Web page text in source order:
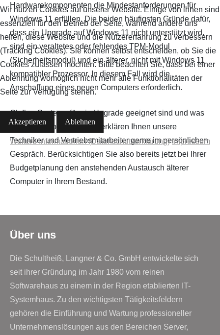
Hardwarekomponenten die Mindestanforderungen für
Windows 11 erfüllen. Die beiden häufigsten Gründe dafür,
dass ein Upgrade auf Windows 11 nicht unterstützt wird,
sind ein veraltetes oder fehlendes TPM-Modul
(Sicherheitsmodul) und ein älterer, nicht mit Windows 11
kompatibler Prozessor. In diesem Fall wird die
Anschaffung eines neuen Computers erforderlich.
Ob Ihre Systeme für ein Upgrade geeignet sind und was
es dabei zu beachten gilt, erklären Ihnen unsere
Techniker und Vertriebsmitarbeiter gerne im persönlichen
Gespräch. Berücksichtigen Sie also bereits jetzt bei Ihrer
Budgetplanung den anstehenden Austausch älterer
Computer in Ihrem Bestand.
Über uns
Die Schultheiß, Langner & Co. GmbH entwickelte sich
seit ihrer Gründung im Jahr 1980 vom reinen
Softwarehaus zu einem in der Region etablierten IT-
Systemhaus. Zu den wichtigsten Tätigkeitsfeldern
gehören die Einführung und Wartung professioneller
Unternehmenslösungen aus den Bereichen Server,
Wir nutzen Cookies auf unserer Website. Einige von ihnen sind
essenziell für den Betrieb der Seite, während andere uns
helfen, diese Website und die Nutzererfahrung zu verbessern
(Tracking Cookies). Sie können selbst entscheiden, ob Sie die
Cookies zulassen möchten. Bitte beachten Sie, dass bei einer
Ablehnung womöglich nicht mehr alle Funktionalitäten der
Seite zur Verfügung stehen.
Akzeptieren Ablehnen
Weitere Informationen (Datenschutzerklärung) Impressum